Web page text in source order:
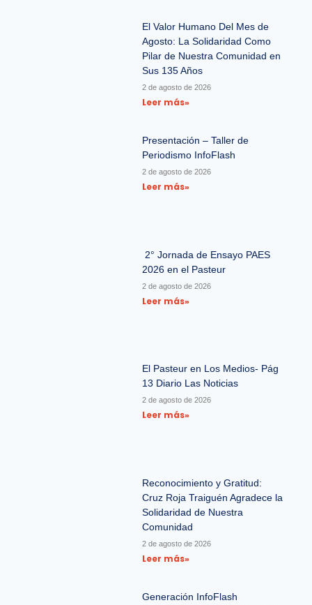
El Valor Humano Del Mes de
Agosto: La Solidaridad Como
Pilar de Nuestra Comunidad en
Sus 135 Años
2 de agosto de 2026
Leer más»
Presentación – Taller de
Periodismo InfoFlash
2 de agosto de 2026
Leer más»
2° Jornada de Ensayo PAES
2026 en el Pasteur
2 de agosto de 2026
Leer más»
El Pasteur en Los Medios- Pág
13 Diario Las Noticias
2 de agosto de 2026
Leer más»
Reconocimiento y Gratitud:
Cruz Roja Traiguén Agradece la
Solidaridad de Nuestra
Comunidad
2 de agosto de 2026
Leer más»
Generación InfoFlash